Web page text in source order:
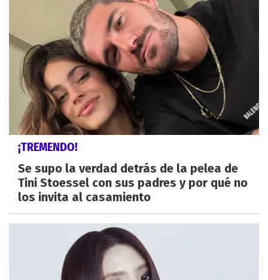
¡TREMENDO!
Se supo la verdad detrás de la pelea de
Tini Stoessel con sus padres y por qué no
los invita al casamiento